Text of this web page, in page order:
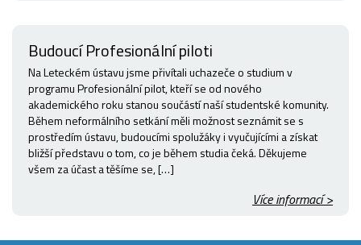
Budoucí Profesionální piloti
Na Leteckém ústavu jsme přivítali uchazeče o studium v
programu Profesionální pilot, kteří se od nového
akademického roku stanou součástí naší studentské komunity.
Během neformálního setkání měli možnost seznámit se s
prostředím ústavu, budoucími spolužáky i vyučujícími a získat
bližší představu o tom, co je během studia čeká. Děkujeme
všem za účast a těšíme se, […]
Více informací >